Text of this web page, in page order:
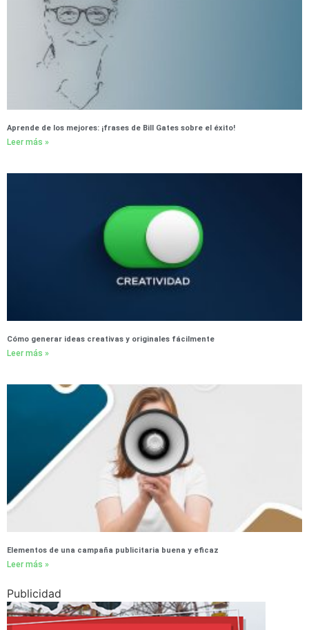
Aprende de los mejores: ¡frases de Bill Gates sobre el éxito!
Leer más »
Cómo generar ideas creativas y originales fácilmente
Leer más »
Elementos de una campaña publicitaria buena y eficaz
Leer más »
Publicidad